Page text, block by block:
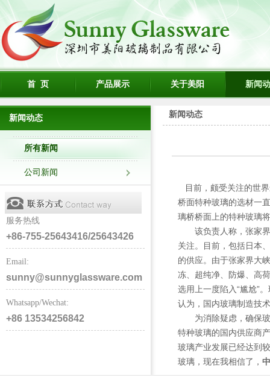
首 页 产品展示 关于美阳 新闻
新闻动态
所有新闻
公司新闻
服务热线
+86-755-25643416/25643426
Email:
sunny@sunnyglassware.com
Whatsapp/Wechat:
+86 13534256842
新闻动态
目前，颇受关注的世
桥面特种玻璃的选材一
璃桥桥面上的特种玻璃
该负责人称，张家界
关注。目前，包括日本
的供应。由于张家界大
冻、超纯净、防爆、高
选用上一度陷入“尴尬”
认为，国内玻璃制造技
为消除疑虑，确保玻
特种玻璃的国内供应商
玻璃产业发展已经达到
玻璃，现在我相信了，